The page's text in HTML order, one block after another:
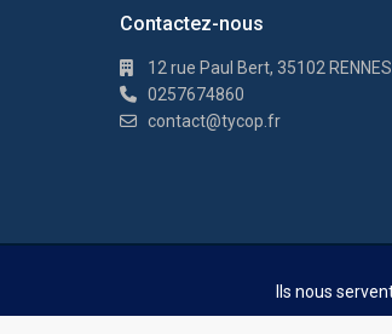
Contactez-nous
12 rue Paul Bert, 35102 RENNES
0257674860
contact@tycop.fr